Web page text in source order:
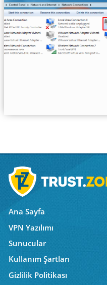
Ana Sayfa
VPN Yazılımı
Sunucular
Kullanım Şartları
Gizlilik Politikası